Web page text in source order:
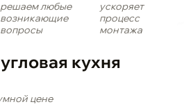
решаем любые
возникающие
вопросы
ускоряет
процесс
монтажа
кухня
цене